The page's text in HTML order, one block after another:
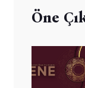
Öne